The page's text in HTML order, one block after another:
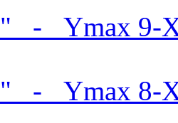
- Ymax 9-
- Ymax 8-